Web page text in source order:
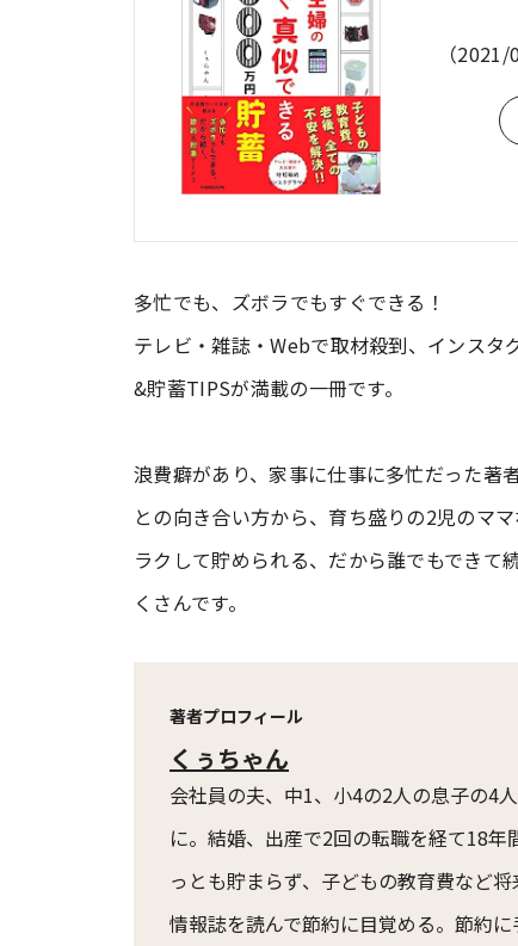
（2021/
多忙でも、ズボラでもすぐできる！
テレビ・雑誌・Webで取材殺到、インス
&貯蓄TIPSが満載の一冊です。
浪費癖があり、家事に仕事に多忙だった著
との向き合い方から、育ち盛りの2児のマ
ラクして貯められる、だから誰でもできて
くさんです。
著者プロフィール
くぅちゃん
会社員の夫、中1、小4の2人の息子の4
に。結婚、出産で2回の転職を経て18
っとも貯まらず、子どもの教育費など
情報誌を読んで節約に目覚める。節約